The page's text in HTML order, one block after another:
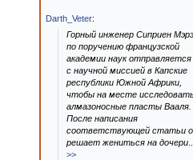
Darth_Veter:
Горный инженер Сиприен Мэрэ
по поручению французской
академии наук отправляется
с научной миссией в Капские
республики Южной Африки,
чтобы на месте исследовать
алмазоносные пласты Вааля.
После написания
соответствующей статьи
решает жениться на дочери
>>